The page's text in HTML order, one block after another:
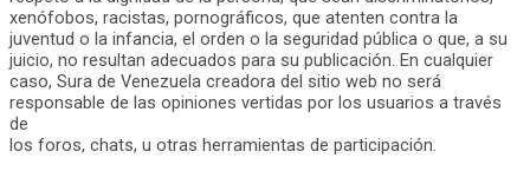
xenófobos, racistas, pornográficos, que atenten contra la
juventud o la infancia, el orden o la seguridad pública o que, a su
juicio, no resultan adecuados para su publicación. En cualquier
caso, Sura de Venezuela creadora del sitio web no será
responsable de las opiniones vertidas por los usuarios a través
de
los foros, chats, u otras herramientas de participación.